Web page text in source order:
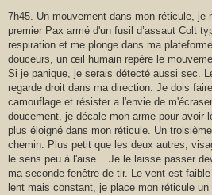
7h45. Un mouvement dans mon réticule, je
premier Pax armé d'un fusil d’assaut Colt
respiration et me plonge dans ma
douceurs, un œil humain repère le
Si je panique, je serais détecté aussi sec.
regarde droit dans ma direction. Je dois
camouflage et résister a l'envie de
doucement, je décale mon arme pour avoir
plus éloigné dans mon réticule. Un
chemin. Plus petit que les deux autres,
le sens peu à l'aise... Je le laisse passer
ma seconde fenêtre de tir. Le vent est
lent mais constant, je place mon réticule